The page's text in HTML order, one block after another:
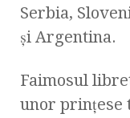
Serbia,
şi Argentina.
Faimosul
unor prinţese